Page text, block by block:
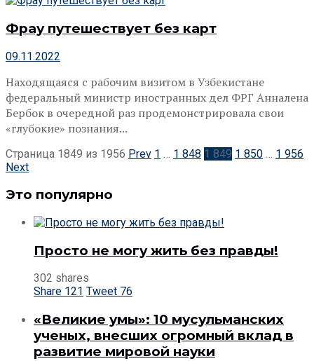
Фрау путешествует без карт
09.11.2022
Находящаяся с рабочим визитом в Узбекистане
федеральный министр иностранных дел ФРГ Анналена
Бербок в очередной раз продемонстрировала свои
«глубокие» познания...
Страница 1849 из 1956 Prev 1 1 848 1 849 1 850
1 956
Next
Это популярно
Просто не могу жить без правды!
302 shares
Share 121 Tweet 76
«Великие умы»: 10 мусульманских
ученых, внесших огромный вклад в
развитие мировой науки